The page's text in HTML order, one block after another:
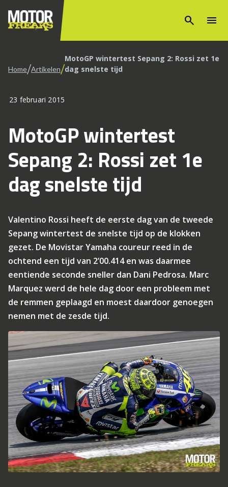
search menu
Home/Artikelen/MotoGP wintertest Sepang 2: Rossi zet 1e
dag snelste tijd
23 februari 2015
MotoGP wintertest
Sepang 2: Rossi zet 1e
dag snelste tijd
Valentino Rossi heeft de eerste dag van de tweede
Sepang wintertest de snelste tijd op de klokken
gezet. De Movistar Yamaha coureur reed in de
ochtend een tijd van 2’00.414 en was daarmee
eentiende seconde sneller dan Dani Pedrosa. Marc
Marquez werd de hele dag door een probleem met
de remmen geplaagd en moest daardoor genoegen
nemen met de zesde tijd.